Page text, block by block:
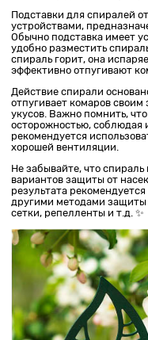
Подставки для спиралей
устройствами,
Обычно подставка имеет
удобно разместить
спираль горит, она
эффективно отпугивают
Действие спирали
отпугивает комаров
укусов. Важно помнить,
осторожностью, соблюдая
рекомендуется
хорошей вентиляции.
Не забывайте, что
вариантов защиты от
результата
другими методами защиты
сетки, репелленты и т.д. ✨